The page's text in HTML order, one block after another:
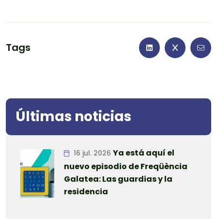
Tags
Últimas noticias
16 jul. 2026 Ya está aquí el
nuevo episodio de Freqüència
Galatea: Las guardias y la
residencia